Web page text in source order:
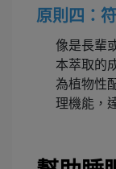
原則四：
像是長輩
本萃取的
為植物性
理機能，